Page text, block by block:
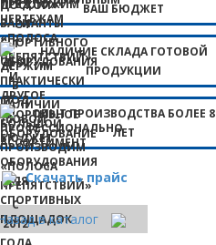
ВАШ БЮДЖЕТ
НАЛИЧИЕ СКЛАДА ГОТОВОЙ
ПРОДУКЦИИ
ОПЫТ ПРОИЗВОДСТВА БОЛЕЕ 8
ЛЕТ
Скачать прайс
в каталог